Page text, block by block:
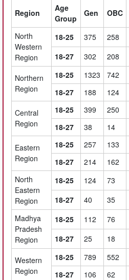
Region
Age
Group
Gen OBC
North
Western
Region
18-25 375 258
18-27
302 208
Northern
Region
18-25 1323 742
18-27
188 124
Central
Region
18-25 399 250
18-27
38 14
Eastern
Region
18-25 257 133
18-27
214 162
North
Eastern
Region
18-25 124 73
18-27
40 35
Madhya
Pradesh
Region
18-25 112 76
18-27
25 18
Western
Region
18-25 789 552
18-27
106 62